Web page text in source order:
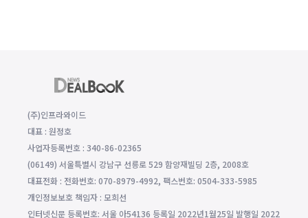
(주)인프라와이드
대표 : 원정호
사업자등록번호 : 340-86-02365
(06149) 서울특별시 강남구 선릉로 529 함양재빌딩 2층, 2008호
대표전화 : 전화번호: 070-8979-4992, 팩스번호: 0504-333-5985
개인정보보호 책임자 : 모희선
인터넷신문 등록번호: 서울 아54136 등록일 2022년1월25일 발행일 2022